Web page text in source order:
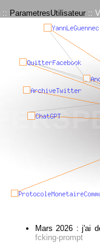
:: ParametresUtilisateur ::
Mars 2026 : j'ai
fcking-prompt